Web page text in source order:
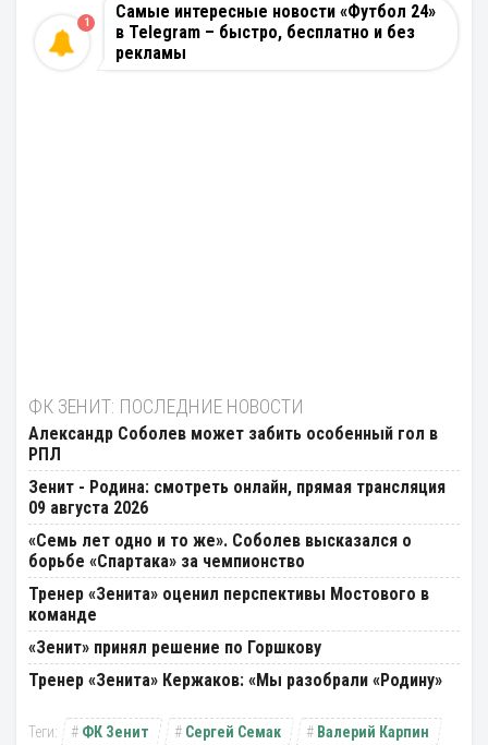
Самые интересные новости «Футбол 24»
в Telegram – быстро, бесплатно и без
рекламы
1
ФК ЗЕНИТ: ПОСЛЕДНИЕ НОВОСТИ
Александр Соболев может забить особенный гол в
РПЛ
Зенит - Родина: смотреть онлайн, прямая трансляция
09 августа 2026
«Семь лет одно и то же». Соболев высказался о
борьбе «Спартака» за чемпионство
Тренер «Зенита» оценил перспективы Мостового в
команде
«Зенит» принял решение по Горшкову
Тренер «Зенита» Кержаков: «Мы разобрали «Родину»
ФК Зенит Сергей Семак Валерий Карпин